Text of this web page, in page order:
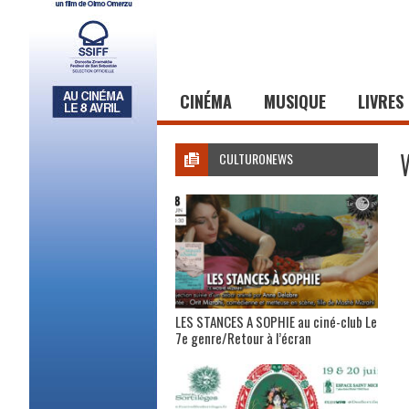
CINÉMA MUSIQUE LIVRES
CULTURONEWS
LES STANCES A SOPHIE au ciné-club Le
7e genre/Retour à l’écran